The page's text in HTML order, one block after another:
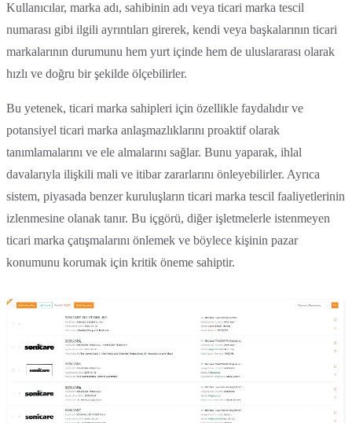
Kullanıcılar, marka adı, sahibinin adı veya ticari marka tescil
numarası gibi ilgili ayrıntıları girerek, kendi veya başkalarının ticari
markalarının durumunu hem yurt içinde hem de uluslararası olarak
hızlı ve doğru bir şekilde ölçebilirler.
Bu yetenek, ticari marka sahipleri için özellikle faydalıdır ve
potansiyel ticari marka anlaşmazlıklarını proaktif olarak
tanımlamalarını ve ele almalarını sağlar. Bunu yaparak, ihlal
davalarıyla ilişkili mali ve itibar zararlarını önleyebilirler. Ayrıca
sistem, piyasada benzer kuruluşların ticari marka tescil faaliyetlerinin
izlenmesine olanak tanır. Bu içgörü, diğer işletmelerle istenmeyen
ticari marka çatışmalarını önlemek ve böylece kişinin pazar
konumunu korumak için kritik öneme sahiptir.